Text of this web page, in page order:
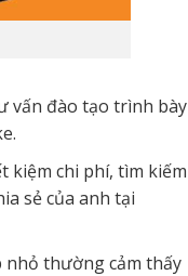
vấn đào tạo trình bày
kiệm chi phí, tìm kiếm
sẻ của anh tại
nhỏ thường cảm thấy